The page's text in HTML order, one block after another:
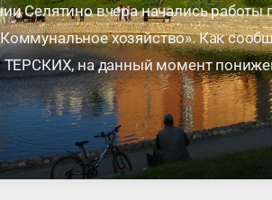
Селятино вчера начались работы
хозяйство». Как
ТЕРСКИХ, на данный момент
роль не только …